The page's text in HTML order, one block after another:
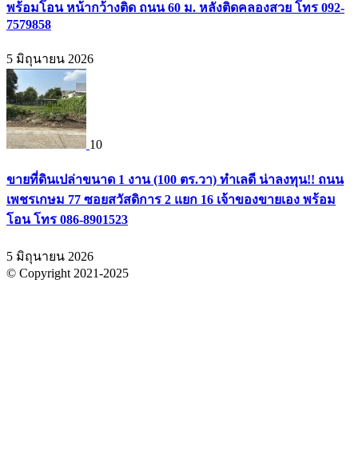
พร้อมโอน หน้ากว้างติด ถนน 60 ม. หลังติดคลองสวย โทร 092-
7579858
5 มิถุนายน 2026
10
ขายที่ดินเปล่าขนาด 1 งาน (100 ตร.วา) ทำเลดี น่าลงทุน!! ถนน
เพชรเกษม 77 ซอยสวัสดิการ 2 แยก 16 เจ้าของขายเอง พร้อม
โอน โทร 086-8901523
5 มิถุนายน 2026
© Copyright 2021-2025